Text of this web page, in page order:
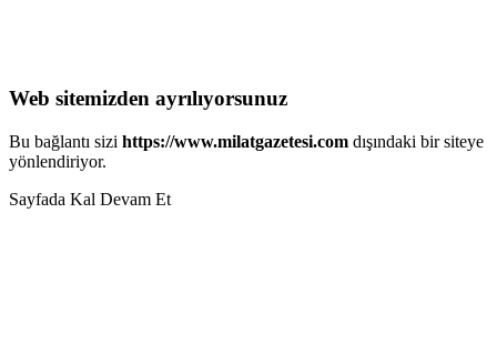
Web sitemizden ayrılıyorsunuz
Bu bağlantı sizi https://www.milatgazetesi.com dışındaki bir siteye
yönlendiriyor.
Sayfada Kal Devam Et